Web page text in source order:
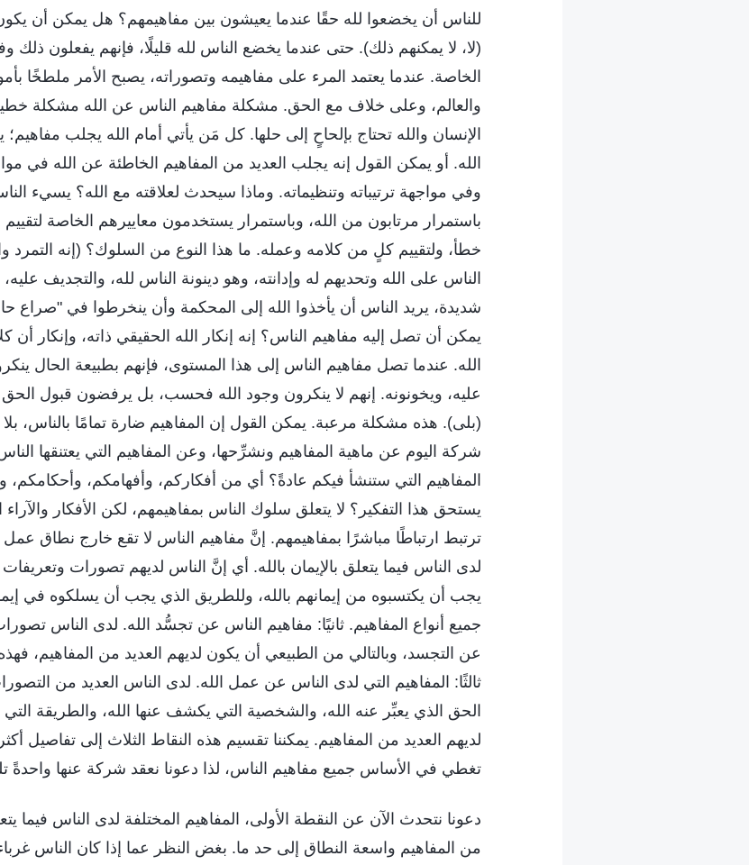
للناس أن يخضعوا لله حقًا عندما يعيشون بين مفاهيمهم؟ هل يمكن أن يكون
(لا، لا يمكنهم ذلك). حتى عندما يخضع الناس لله قليلًا، فإنهم يفعلون ذلك
الخاصة. عندما يعتمد المرء على مفاهيمه وتصوراته، يصبح الأمر ملطخًا
والعالم، وعلى خلاف مع الحق. مشكلة مفاهيم الناس عن الله مشكلة
الإنسان والله تحتاج بإلحاحٍ إلى حلها. كل مَن يأتي أمام الله يجلب
الله. أو يمكن القول إنه يجلب العديد من المفاهيم الخاطئة عن الله في
وفي مواجهة ترتيباته وتنظيماته. وماذا سيحدث لعلاقته مع الله؟ يسيء
باستمرار مرتابون من الله، وباستمرار يستخدمون معاييرهم الخاصة
خطأ، ولتقييم كلٍ من كلامه وعمله. ما هذا النوع من السلوك؟ (إنه التمرد
الناس على الله وتحديهم له وإدانته، وهو دينونة الناس لله، والتجديف
شديدة، يريد الناس أن يأخذوا الله إلى المحكمة وأن ينخرطوا في
يمكن أن تصل إليه مفاهيم الناس؟ إنه إنكار الله الحقيقي ذاته، وإنكار أن
الله. عندما تصل مفاهيم الناس إلى هذا المستوى، فإنهم بطبيعة الحال
عليه، ويخونونه. إنهم لا ينكرون وجود الله فحسب، بل يرفضون قبول الحق
(بلى). هذه مشكلة مرعبة. يمكن القول إن المفاهيم ضارة تمامًا بالناس،
شركة اليوم عن ماهية المفاهيم ونشرِّحها، وعن المفاهيم التي يعتنقها
المفاهيم التي ستنشأ فيكم عادةً؟ أي من أفكاركم، وأفهامكم، وأحكامكم،
يستحق هذا التفكير؟ لا يتعلق سلوك الناس بمفاهيمهم، لكن الأفكار والآراء
ترتبط ارتباطًا مباشرًا بمفاهيمهم. إنَّ مفاهيم الناس لا تقع خارج نطاق عمل
لدى الناس فيما يتعلق بالإيمان بالله. أي إنَّ الناس لديهم تصورات وتعريفات
يجب أن يكتسبوه من إيمانهم بالله، وللطريق الذي يجب أن يسلكوه في
جميع أنواع المفاهيم. ثانيًا: مفاهيم الناس عن تجسُّد الله. لدى الناس
عن التجسد، وبالتالي من الطبيعي أن يكون لديهم العديد من المفاهيم،
ثالثًا: المفاهيم التي لدى الناس عن عمل الله. لدى الناس العديد من
الحق الذي يعبِّر عنه الله، والشخصية التي يكشف عنها الله، والطريقة
لديهم العديد من المفاهيم. يمكننا تقسيم هذه النقاط الثلاث إلى تفاصيل
تغطي في الأساس جميع مفاهيم الناس، لذا دعونا نعقد شركة عنها واحدةً
دعونا نتحدث الآن عن النقطة الأولى، المفاهيم المختلفة لدى الناس فيما
من المفاهيم واسعة النطاق إلى حد ما. بغض النظر عما إذا كان الناس غرباء